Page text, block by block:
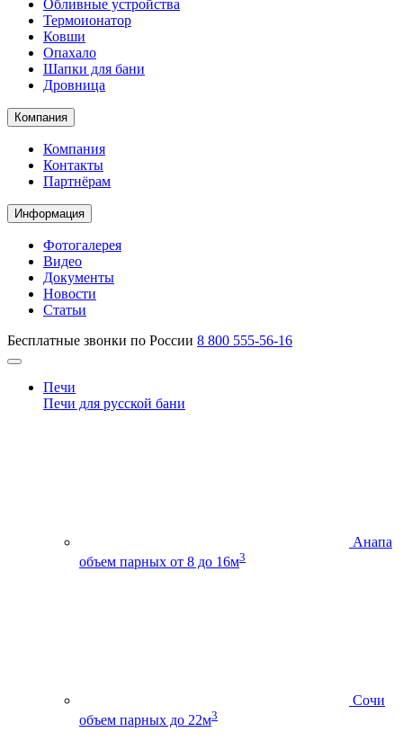
Обливные устройства
Термоионатор
Ковши
Опахало
Шапки для бани
Дровница
Компания
Компания
Контакты
Партнёрам
Информация
Фотогалерея
Видео
Документы
Новости
Статьи
Бесплатные звонки по России 8 800 555-56-16
Печи
Печи для русской бани
Анапа
объем парных от 8 до 16м3
Сочи
объем парных до 22м3